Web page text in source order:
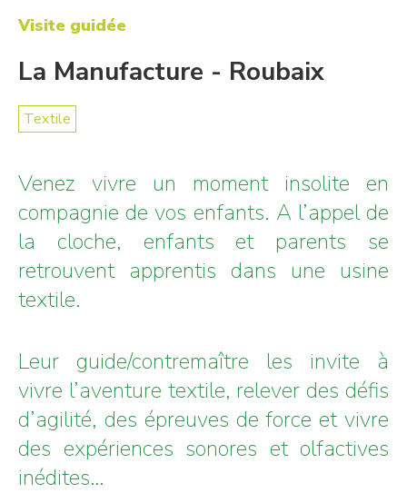
Visite guidée
La Manufacture - Roubaix
Textile
Venez vivre un moment insolite en
compagnie de vos enfants. A l’appel de
la cloche, enfants et parents se
retrouvent apprentis dans une usine
textile.
Leur guide/contremaître les invite à
vivre l’aventure textile, relever des défis
d’agilité, des épreuves de force et vivre
des expériences sonores et olfactives
inédites…